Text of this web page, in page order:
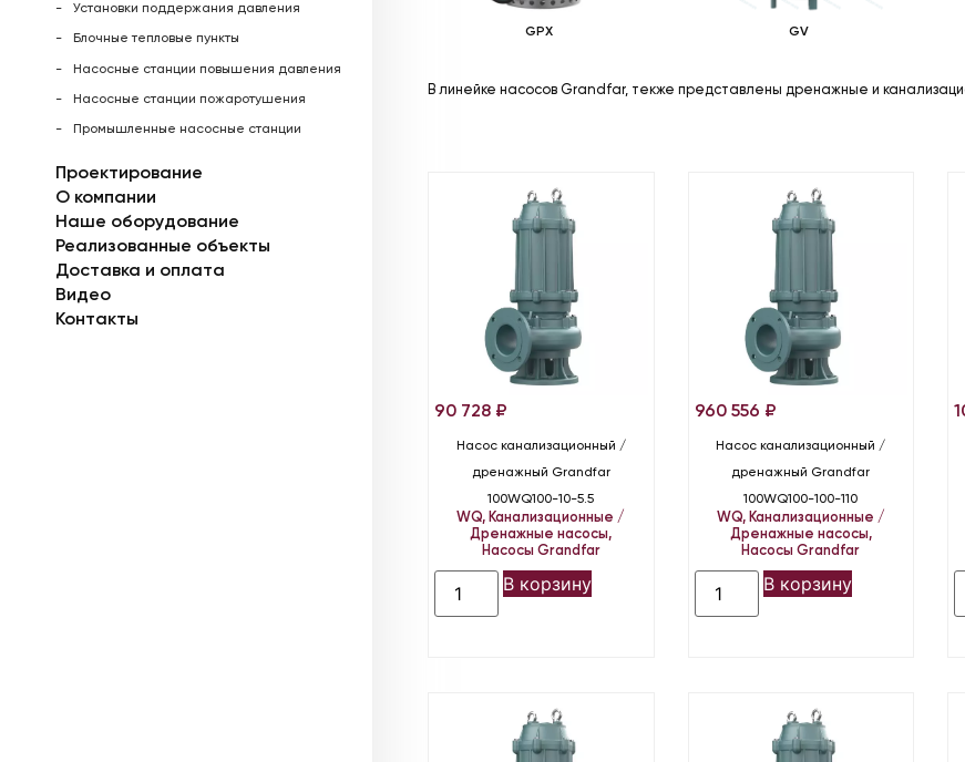
Установки поддержания давления
Блочные тепловые пункты
Насосные станции повышения давления
Насосные станции пожаротушения
Промышленные насосные станции
Проектирование
О компании
Наше оборудование
Реализованные объекты
Доставка и оплата
Видео
Контакты
GPX GV
В линейке насосов Grandfar, текже представлены дренажные и
90 728 ₽
Насос канализационный /
дренажный Grandfar
100WQ100-10-5.5
WQ, Канализационные /
Дренажные насосы,
Насосы Grandfar
В корзину
960 556 ₽
Насос канализационный /
дренажный Grandfar
100WQ100-100-110
WQ, Канализационные /
Дренажные насосы,
Насосы Grandfar
В корзину